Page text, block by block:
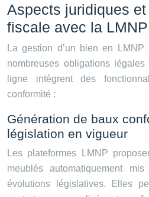
Aspects juridiques
fiscale avec la
La gestion d’un bien en
nombreuses obligations
ligne intègrent des
conformité :
Génération de baux
législation en vigueur
Les plateformes LMNP
meublés automatiquement
évolutions législatives. Elles